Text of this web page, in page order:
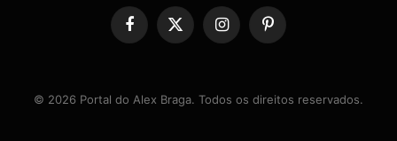
Facebook
X
(Twitter)
InstagramPinterest
© 2026 Portal do Alex Braga. Todos os direitos reservados.